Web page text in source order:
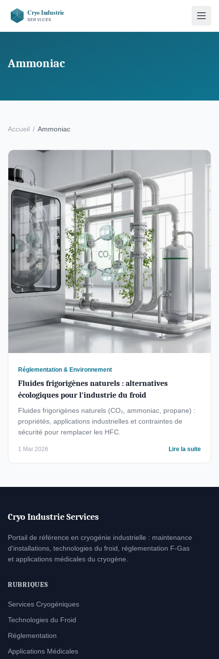
Ammoniac
Accueil / Ammoniac
Réglementation & Environnement
Fluides frigorigènes naturels : alternatives
écologiques pour l'industrie du froid
Fluides frigorigènes naturels (CO₂, ammoniac, propane) :
propriétés, applications industrielles et contraintes de
sécurité pour remplacer les HFC.
1 Mar 2026 Lire la suite
Cryo Industrie Services
Portail de référence en cryogénie industrielle : maintenance
d'installations, technologies du froid, réglementation F-Gas
et applications médicales du cryogène.
RUBRIQUES
Services Cryogéniques
Technologies du Froid
Réglementation
Applications Médicales